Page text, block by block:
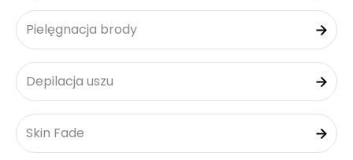
Pielęgnacja brody
Depilacja uszu
Skin Fade